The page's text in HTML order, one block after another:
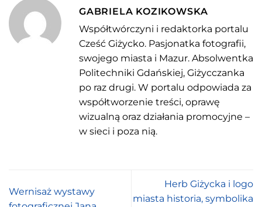
GABRIELA KOZIKOWSKA
Współtwórczyni i redaktorka portalu
Cześć Giżycko. Pasjonatka fotografii,
swojego miasta i Mazur. Absolwentka
Politechniki Gdańskiej, Giżycczanka
po raz drugi. W portalu odpowiada za
współtworzenie treści, oprawę
wizualną oraz działania promocyjne –
w sieci i poza nią.
Wernisaż wystawy
Herb Giżycka i logo
miasta historia, symbolika